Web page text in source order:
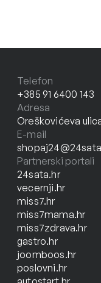
Telefon
+385 91 6400 143
Adresa
Oreškovićeva
E-mail
Partnerski portali
24sata.hr
vecernji.hr
miss7.hr
miss7mama.hr
miss7zdrava.hr
gastro.hr
joomboos.hr
poslovni.hr